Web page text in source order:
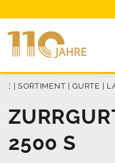
| SORTIMENT |GURTE |
2500 S